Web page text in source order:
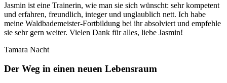
Jasmin ist eine Trainerin, wie man sie sich wünscht: sehr kompetent
und erfahren, freundlich, integer und unglaublich nett. Ich habe
meine Waldbademeister-Fortbildung bei ihr absolviert und empfehle
sie sehr gern weiter. Vielen Dank für alles, liebe Jasmin!
Tamara Nacht
Der Weg in einen neuen Lebensraum